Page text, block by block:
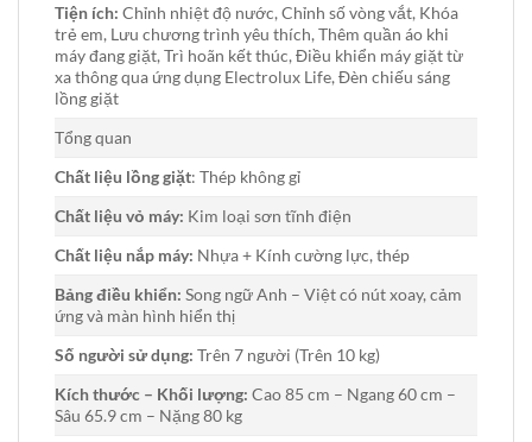
Tiện ích: Chỉnh nhiệt độ nước, Chỉnh số vòng vắt, Khóa
trẻ em, Lưu chương trình yêu thích, Thêm quần áo khi
máy đang giặt, Trì hoãn kết thúc, Điều khiển máy giặt từ
xa thông qua ứng dụng Electrolux Life, Đèn chiếu sáng
lồng giặt
Tổng quan
Chất liệu lồng giặt: Thép không gỉ
Chất liệu vỏ máy: Kim loại sơn tĩnh điện
Chất liệu nắp máy: Nhựa + Kính cường lực, thép
Bảng điều khiển: Song ngữ Anh – Việt có nút xoay, cảm
ứng và màn hình hiển thị
Số người sử dụng: Trên 7 người (Trên 10 kg)
Kích thước – Khối lượng: Cao 85 cm – Ngang 60 cm –
Sâu 65.9 cm – Nặng 80 kg